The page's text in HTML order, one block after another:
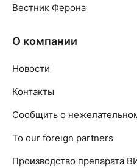
Вестник Ферона
О компании
Новости
Контакты
Сообщить о
To our foreign partners
Производство препарата